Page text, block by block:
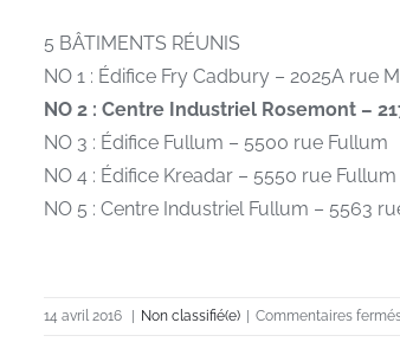
5 BÂTIMENTS RÉUNIS
NO 1 : Édifice Fry Cadbury – 2025A rue
NO 2 : Centre Industriel Rosemont –
NO 3 : Édifice Fullum – 5500 rue Fullum
NO 4 : Édifice Kreadar – 5550 rue Fullum
NO 5 : Centre Industriel Fullum – 5563
14 avril 2016 Non classifié(e) Commentaires